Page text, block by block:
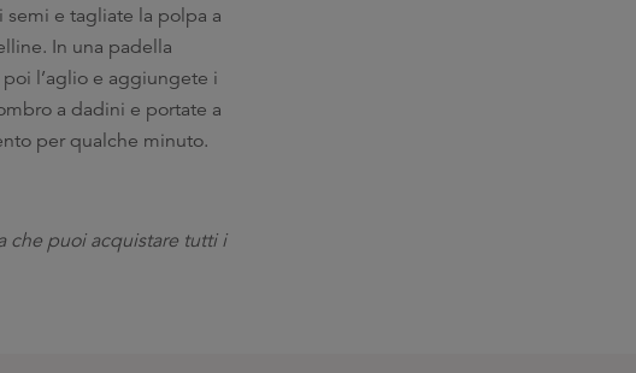
e tagliate la polpa a
In una padella
l’aglio e aggiungete i
a dadini e portate a
per qualche minuto.
che puoi acquistare tutti i